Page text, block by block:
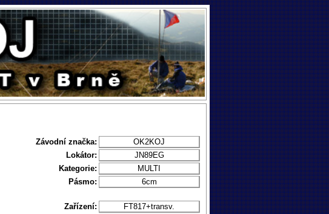
Závodní značka:
OK2KOJ
Lokátor:
JN89EG
Kategorie:
MULTI
Pásmo: 6cm
Zařízení:
FT817+transv.